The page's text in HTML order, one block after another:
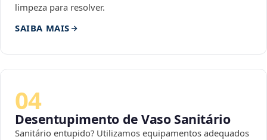
limpeza para resolver.
SAIBA MAIS
04
Desentupimento de Vaso Sanitário
Sanitário entupido? Utilizamos equipamentos adequados